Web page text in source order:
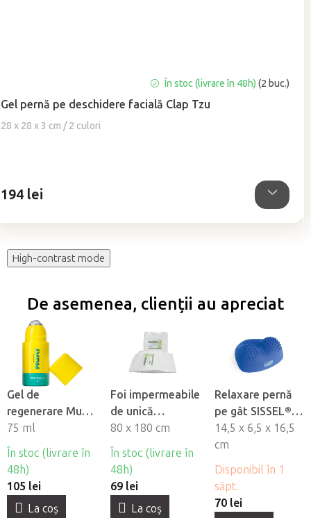
Gel pernă pe deschidere facială Clap Tzu
28 x 28 x 3 cm / 2 culori
medie
a
produsului
stele.
În stoc (livrare în 48h)(2 buc.)
194 lei
High-contrast mode
De asemenea, clienții au apreciat
Gel de
regenerare Muay
CBD Cryo Roll-on
cu bilă metalică
75 ml
În stoc (livrare în
48h)
105 lei
La coş
Foi impermeabile
de unică
folosintă
HABYS®, 10 buc
80 x 180 cm
În stoc (livrare în
48h)
69 lei
La coş
Relaxare pernă
pe gât SISSEL®
Neck Relax
14,5 x 6,5 x 16,5
cm
Disponibil în 1
săpt.
70 lei